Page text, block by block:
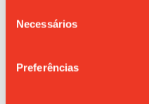
Necessários
Preferências